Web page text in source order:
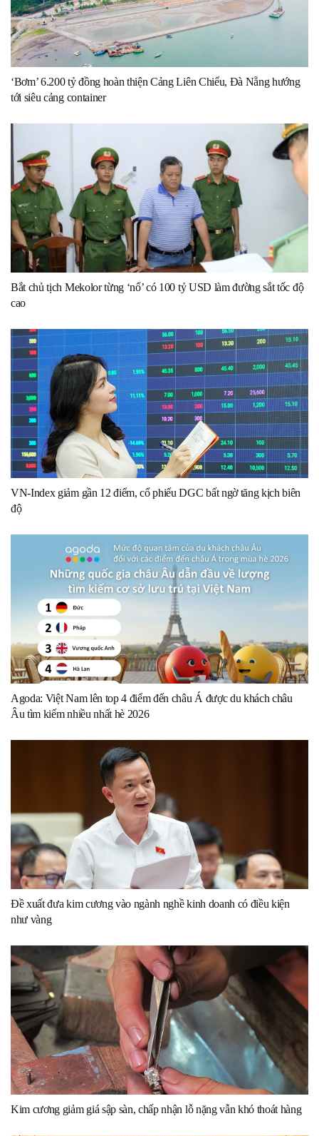
‘Bơm’ 6.200 tỷ đồng hoàn thiện Cảng Liên Chiểu, Đà Nẵng hướng
tới siêu cảng container
Bắt chủ tịch Mekolor từng ‘nổ’ có 100 tỷ USD làm đường sắt tốc độ
cao
VN-Index giảm gần 12 điểm, cổ phiếu DGC bất ngờ tăng kịch biên
độ
Agoda: Việt Nam lên top 4 điểm đến châu Á được du khách châu
Âu tìm kiếm nhiều nhất hè 2026
Đề xuất đưa kim cương vào ngành nghề kinh doanh có điều kiện
như vàng
Kim cương giảm giá sập sàn, chấp nhận lỗ nặng vẫn khó thoát hàng